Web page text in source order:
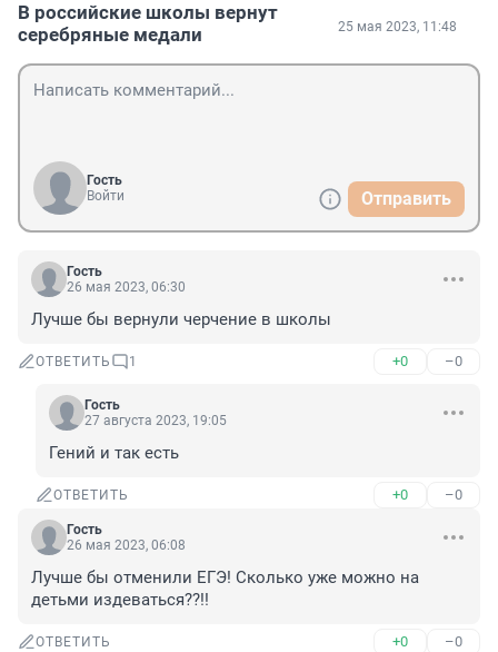
В российские школы вернут
серебряные медали
25 мая 2023, 11:48
Гость
Войти
Отправить
Гость
26 мая 2023, 06:30
Лучше бы вернули черчение в школы
ОТВЕТИТЬ 1 +0 –0
Гость
27 августа 2023, 19:05
Гений и так есть
ОТВЕТИТЬ +0 –0
Гость
26 мая 2023, 06:08
Лучше бы отменили ЕГЭ! Сколько уже можно на
детьми издеваться??!!
ОТВЕТИТЬ +0 –0